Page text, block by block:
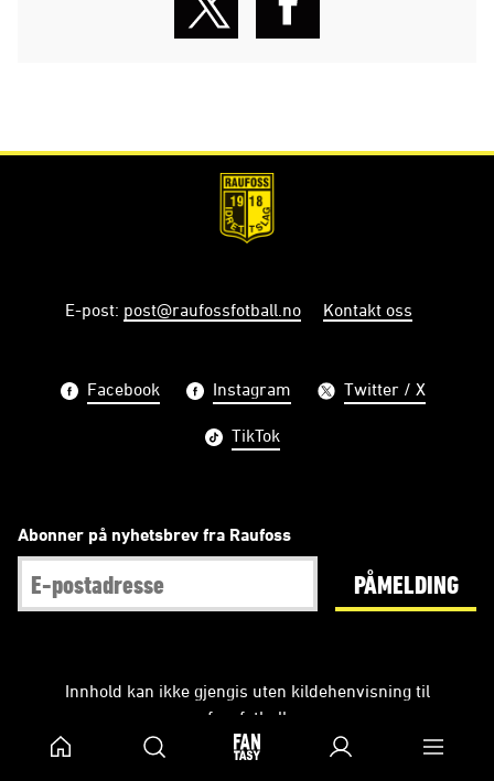
E-post: post@raufossfotball.no Kontakt oss
Facebook Instagram Twitter / X
TikTok
Abonner på nyhetsbrev fra Raufoss
PÅMELDING
Innhold kan ikke gjengis uten kildehenvisning til
raufossfotball.no.
Web-ansvarlig: Anne Thoresen